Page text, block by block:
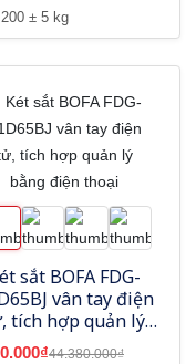
± 5 kg
sắt BOFA FDG-
vân tay điện
tích hợp quản lý
điện thoại
44.380.000₫